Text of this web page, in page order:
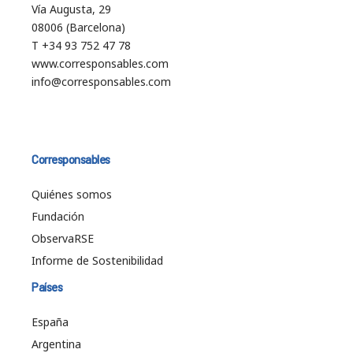
Vía Augusta, 29
08006 (Barcelona)
T +34 93 752 47 78
www.corresponsables.com
info@corresponsables.com
Corresponsables
Quiénes somos
Fundación
ObservaRSE
Informe de Sostenibilidad
Países
España
Argentina